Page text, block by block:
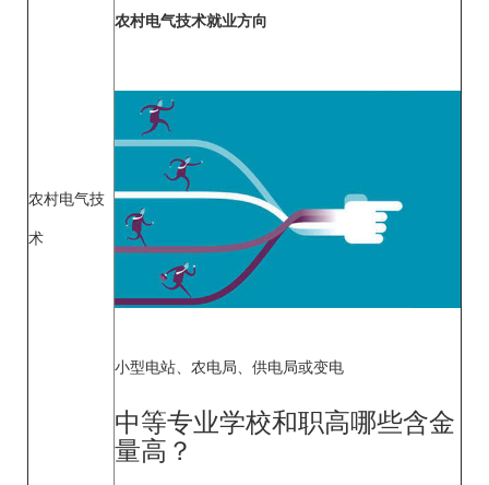
农村电气技
术
农村电气技术就业方向
小型电站、农电局、供电局或变电
中等专业学校和职高哪些含金
量高？